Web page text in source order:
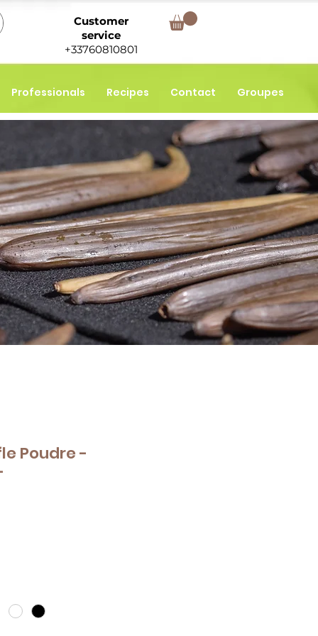
Customer
service
+33760810801
Professionals Recipes Contact Groupes
Poudre -